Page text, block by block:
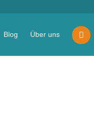
Blog Über uns